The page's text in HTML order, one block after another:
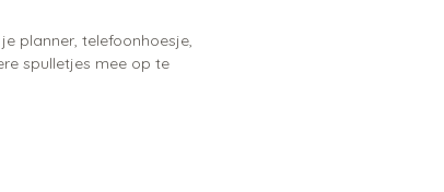
planner, telefoonhoesje,
spulletjes mee op te